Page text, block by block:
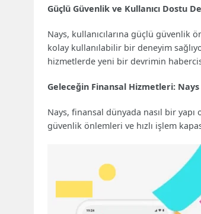
Güçlü Güvenlik ve Kullanıcı Dostu
Nays, kullanıcılarına güçlü güvenlik
kolay kullanılabilir bir deneyim
hizmetlerde yeni bir devrimin
Geleceğin Finansal Hizmetleri:
Nays, finansal dünyada nasıl bir
güvenlik önlemleri ve hızlı işlem